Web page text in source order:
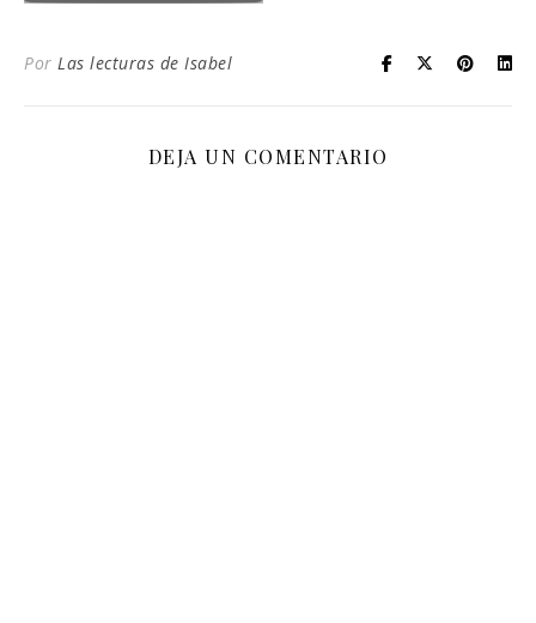
Por Las lecturas de Isabel
DEJA UN COMENTARIO